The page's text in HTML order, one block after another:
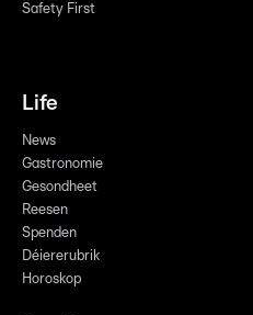
Safety First
Life
News
Gastronomie
Gesondheet
Reesen
Spenden
Déiererubrik
Horoskop